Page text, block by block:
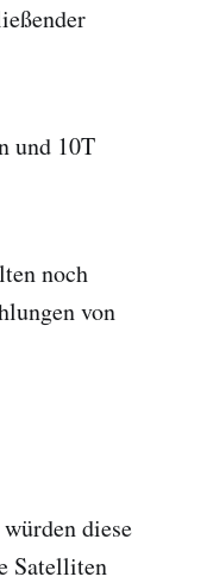
und 10T
noch
von
diese
Satelliten